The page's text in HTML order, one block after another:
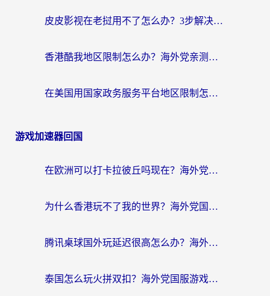
皮皮影视在老挝用不了怎么办？3步解决海外看国内影视&财经的痛点
香港酷我地区限制怎么办？海外党亲测有效的回国加速方案来了
在美国用国家政务服务平台地区限制怎么办？海外华人必备的突破攻略（附追剧看片技巧）
游戏加速器回国
在欧洲可以打卡拉彼丘吗现在？海外党国服游戏加速器终极避坑指南
为什么香港玩不了我的世界？海外党国服游戏加速终极解决方案
腾讯桌球国外玩延迟很高怎么办？海外党亲测有效的国服游戏加速指南
泰国怎么玩火拼双扣？海外党国服游戏加速终极指南（附暗区突围植物大战僵尸实测）